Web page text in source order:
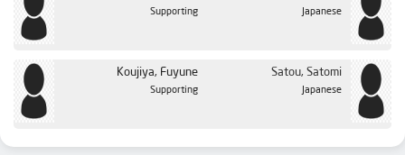
Supporting Japanese
Koujiya, Fuyune
Supporting
Satou, Satomi
Japanese